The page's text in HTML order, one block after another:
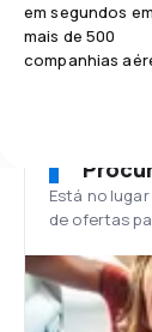
em segundos em
mais de 500
companhias
Está no
de ofertas